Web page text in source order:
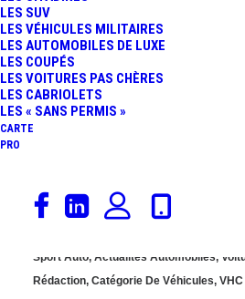
LES SUV
LES VÉHICULES MILITAIRES
LES AUTOMOBILES DE LUXE
LES COUPÉS
LES VOITURES PAS CHÈRES
LES CABRIOLETS
LES « SANS PERMIS »
CARTE
PRO
SUR LA 10ÈME
Sport Auto, Actualités Automobiles,
Rédaction, Catégorie De Véhicules, VHC